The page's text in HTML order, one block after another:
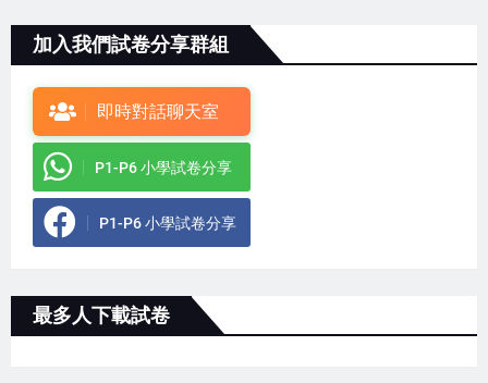
加入我們試卷分享群組
即時對話聊天室
P1-P6 小學試卷分享
P1-P6 小學試卷分享
最多人下載試卷